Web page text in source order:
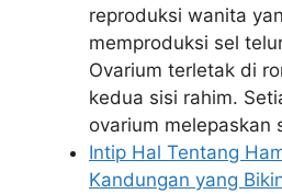
reproduksi wanita
memproduksi sel
Ovarium terletak di
kedua sisi rahim.
ovarium melepaskan
Intip Hal Tentang
Kandungan yang